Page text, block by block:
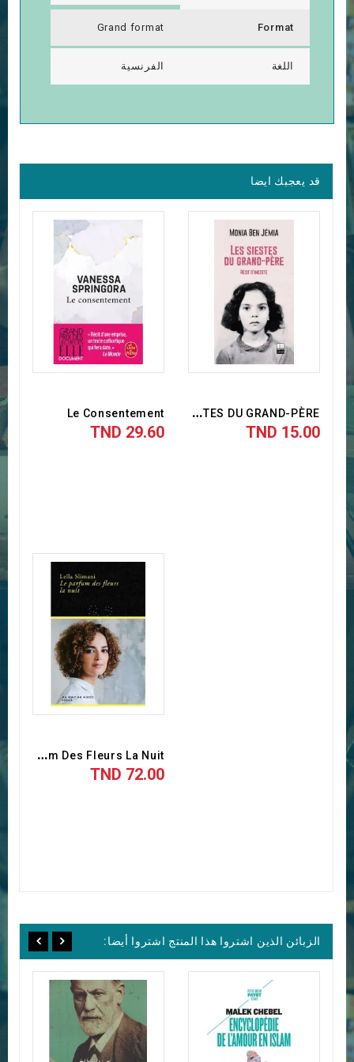
Format
Grand format
اللغة الفرنسية
قد يعجبك ايضا
Le Consentement
29.60 TND
L
ES SIESTES DU GRAND-PÈRE
15.00 TND
L
E Parfum Des Fleurs La Nuit
72.00 TND
الزبائن الذين اشتروا هذا المنتج اشتروا أيضا: